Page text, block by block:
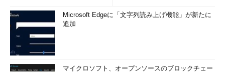
Microsoft Edgeに「文字列読み上げ機能」が新たに
追加
マイクロソフト、オープンソースのブロックチェー